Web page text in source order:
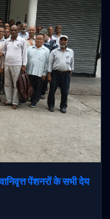
पेंशनरों के सभी देय